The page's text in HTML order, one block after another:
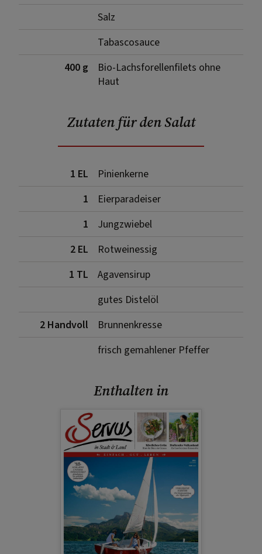
Salz
Tabascosauce
400 g
Bio-Lachsforellenfilets ohne
Haut
Zutaten für den Salat
1 EL
Pinienkerne
1
Eierparadeiser
1
Jungzwiebel
2 EL
Rotweinessig
1 TL
Agavensirup
gutes Distelöl
2 Handvoll
Brunnenkresse
frisch gemahlener Pfeffer
Enthalten in